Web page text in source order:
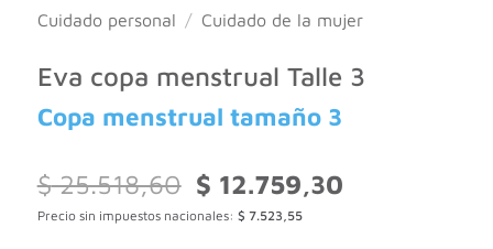
Cuidado personal / Cuidado de la mujer
Eva copa menstrual Talle 3
Copa menstrual tamaño 3
$25.518,60
El
precio
original
$ 12.759,30El
Precio sin impuestos nacionales: $ 7.523,55